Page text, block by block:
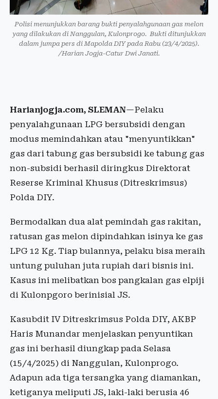
Polisi menunjukkan barang bukti penyalahgunaan gas melon
yang dilakukan di Nanggulan, Kulonprogo. Bukti ditunjukkan
dalam jumpa pers di Mapolda DIY pada Rabu (23/4/2025).
/Harian Jogja-Catur Dwi Janati.
Harianjogja.com, SLEMAN—Pelaku
penyalahgunaan LPG bersubsidi dengan
modus memindahkan atau "menyuntikkan"
gas dari tabung gas bersubsidi ke tabung gas
non-subsidi berhasil diringkus Direktorat
Reserse Kriminal Khusus (Ditreskrimsus)
Polda DIY.
Bermodalkan dua alat pemindah gas rakitan,
ratusan gas melon dipindahkan isinya ke gas
LPG 12 Kg. Tiap bulannya, pelaku bisa meraih
untung puluhan juta rupiah dari bisnis ini.
Kasus ini melibatkan bos pangkalan gas elpiji
di Kulonpgoro berinisial JS.
Kasubdit IV Ditreskrimsus Polda DIY, AKBP
Haris Munandar menjelaskan penyuntikan
gas ini berhasil diungkap pada Selasa
(15/4/2025) di Nanggulan, Kulonprogo.
Adapun ada tiga tersangka yang diamankan,
ketiganya meliputi JS, laki-laki berusia 46